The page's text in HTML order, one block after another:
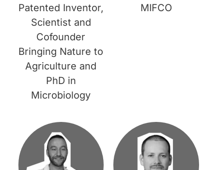
Patented Inventor,
Scientist and
Cofounder
Bringing Nature to
Agriculture and
PhD in
Microbiology
MIFCO